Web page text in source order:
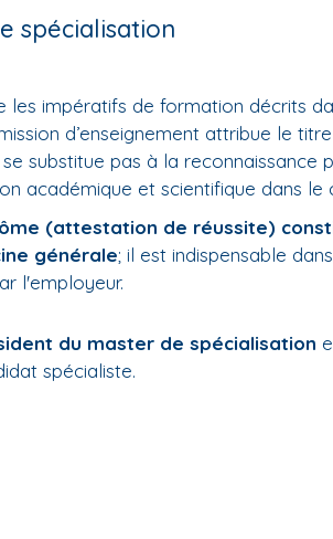
spécialisation
les impératifs de formation décrits
d’enseignement attribue le
substitue pas à la reconnaissance
académique et scientifique dans le
(attestation de réussite)
générale; il est indispensable
l'employeur.
du master de spécialisation
spécialiste.